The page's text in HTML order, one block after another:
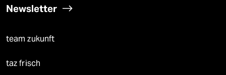
Newsletter
team zukunft
taz frisch